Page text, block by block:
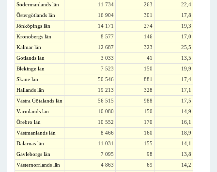
Södermanlands län
11 734 263
22,4
Östergötlands län
16 904 301
17,8
Jönköpings län
14 171 274
19,3
Kronobergs län
8 577 146
17,0
Kalmar län
12 687 323
25,5
Gotlands län
3 033 41
13,5
Blekinge län
7 523 150
19,9
Skåne län
50 546 881
17,4
Hallands län
19 213 328
17,1
Västra Götalands län
56 515 988
17,5
Värmlands län
10 080 150
14,9
Örebro län
10 552 170
16,1
Västmanlands län
8 466 160
18,9
Dalarnas län
11 031 155
14,1
Gävleborgs län
7 095 98
13,8
Västernorrlands län
4 863 69
14,2